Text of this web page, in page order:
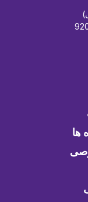
ها